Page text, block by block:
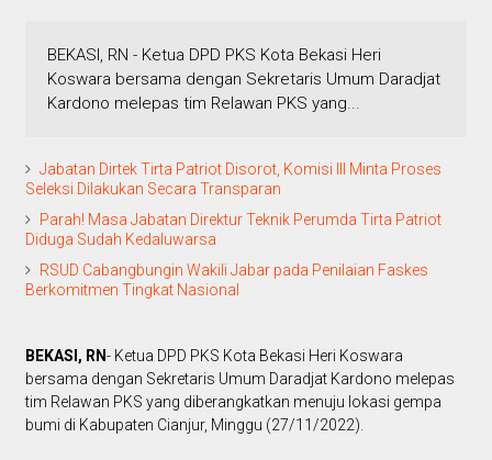
BEKASI, RN - Ketua DPD PKS Kota Bekasi Heri
Koswara bersama dengan Sekretaris Umum Daradjat
Kardono melepas tim Relawan PKS yang...
Jabatan Dirtek Tirta Patriot Disorot, Komisi III Minta Proses
Seleksi Dilakukan Secara Transparan
Parah! Masa Jabatan Direktur Teknik Perumda Tirta Patriot
Diduga Sudah Kedaluwarsa
RSUD Cabangbungin Wakili Jabar pada Penilaian Faskes
Berkomitmen Tingkat Nasional
BEKASI, RN- Ketua DPD PKS Kota Bekasi Heri Koswara
bersama dengan Sekretaris Umum Daradjat Kardono melepas
tim Relawan PKS yang diberangkatkan menuju lokasi gempa
bumi di Kabupaten Cianjur, Minggu (27/11/2022).